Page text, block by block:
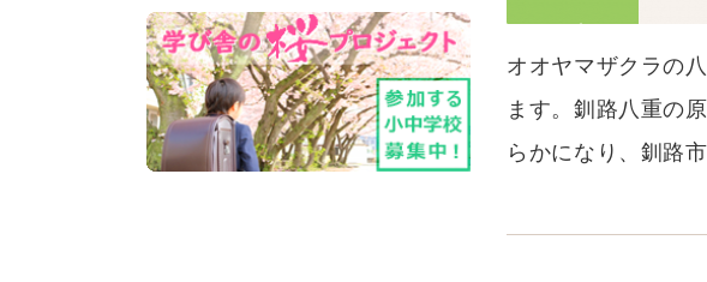
オオヤマザクラの
ます。釧路八重の
らかになり、釧路